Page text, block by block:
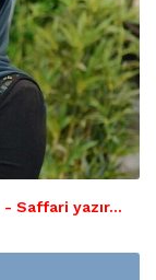
- Saffari yazır…